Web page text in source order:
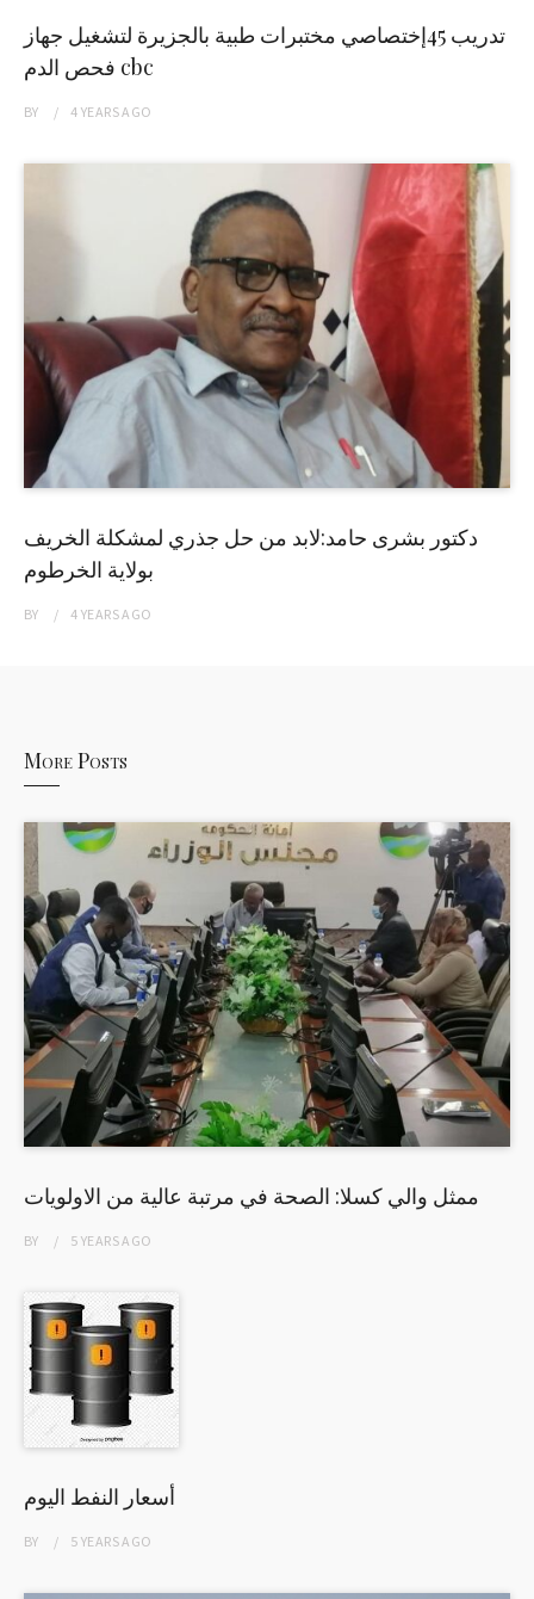
تدريب 45إختصاصي مختبرات طبية بالجزيرة لتشغيل جهاز
فحص الدم cbc
BY 4 YEARSAGO
دكتور بشرى حامد:لابد من حل جذري لمشكلة الخريف
بولاية الخرطوم
BY 4 YEARSAGO
More Posts
ممثل والي كسلا: الصحة في مرتبة عالية من الاولويات
BY 5 YEARSAGO
أسعار النفط اليوم
BY 5 YEARSAGO